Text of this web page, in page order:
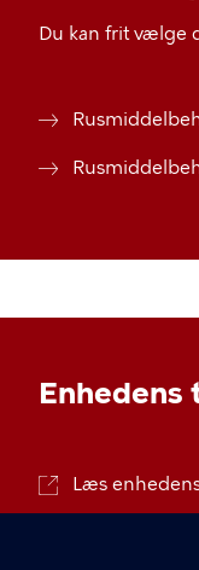
Du kan frit vælge
Læs